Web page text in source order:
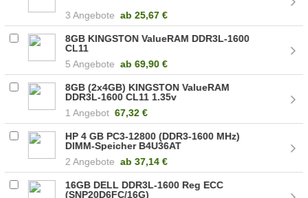
3 Angebote ab 25,67 €
8GB KINGSTON ValueRAM DDR3L-1600
CL11
5 Angebote ab 69,90 €
8GB (2x4GB) KINGSTON ValueRAM
DDR3L-1600 CL11 1.35v
1 Angebot 67,32 €
HP 4 GB PC3-12800 (DDR3-1600 MHz)
DIMM-Speicher B4U36AT
2 Angebote ab 37,14 €
16GB DELL DDR3L-1600 Reg ECC
(SNP20D6FC/16G)